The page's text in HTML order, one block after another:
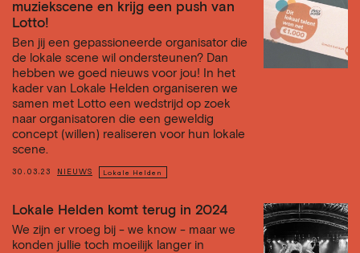
muziekscene en krijg een push van
Lotto!
Ben jij een gepassioneerde organisator die
de lokale scene wil ondersteunen? Dan
hebben we goed nieuws voor jou! In het
kader van Lokale Helden organiseren we
samen met Lotto een wedstrijd op zoek
naar organisatoren die een geweldig
concept (willen) realiseren voor hun lokale
scene.
30.03.23 NIEUWS Lokale Helden
Lokale Helden komt terug in 2024
We zijn er vroeg bij - we know - maar we
konden jullie toch moeilijk langer in